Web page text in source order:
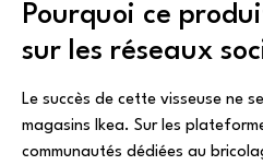
Pourquoi ce
sur les réseaux
Le succès de cette visseuse ne
magasins Ikea. Sur les
communautés dédiées au